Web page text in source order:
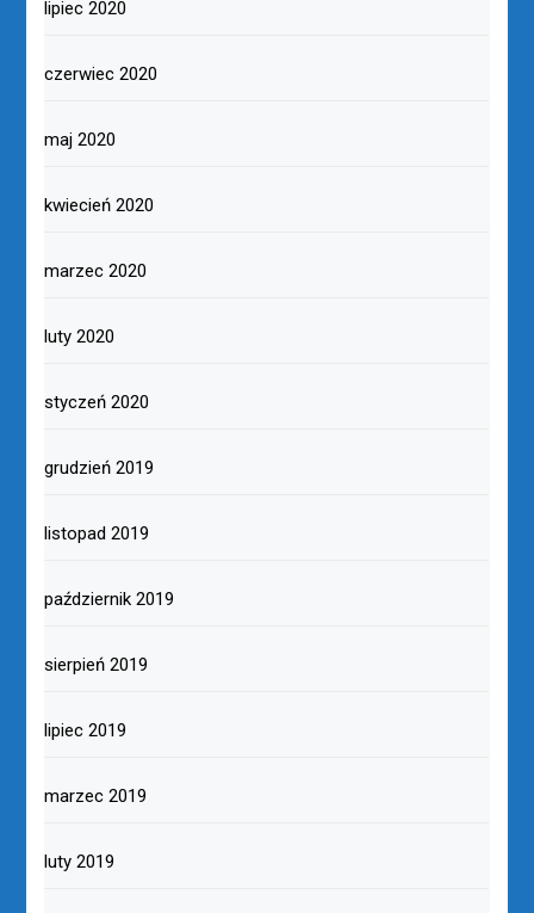
lipiec 2020
czerwiec 2020
maj 2020
kwiecień 2020
marzec 2020
luty 2020
styczeń 2020
grudzień 2019
listopad 2019
październik 2019
sierpień 2019
lipiec 2019
marzec 2019
luty 2019